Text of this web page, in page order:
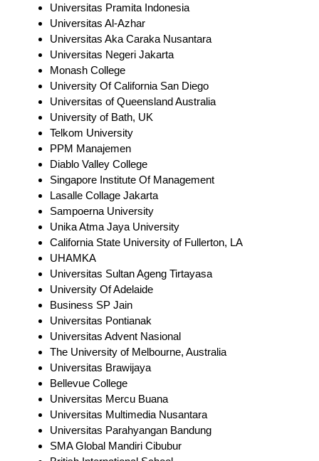
Universitas Pramita Indonesia
Universitas Al-Azhar
Universitas Aka Caraka Nusantara
Universitas Negeri Jakarta
Monash College
University Of California San Diego
Universitas of Queensland Australia
University of Bath, UK
Telkom University
PPM Manajemen
Diablo Valley College
Singapore Institute Of Management
Lasalle Collage Jakarta
Sampoerna University
Unika Atma Jaya University
California State University of Fullerton, LA
UHAMKA
Universitas Sultan Ageng Tirtayasa
University Of Adelaide
Business SP Jain
Universitas Pontianak
Universitas Advent Nasional
The University of Melbourne, Australia
Universitas Brawijaya
Bellevue College
Universitas Mercu Buana
Universitas Multimedia Nusantara
Universitas Parahyangan Bandung
SMA Global Mandiri Cibubur